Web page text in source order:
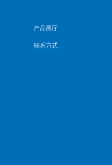
产品展厅
联系方式